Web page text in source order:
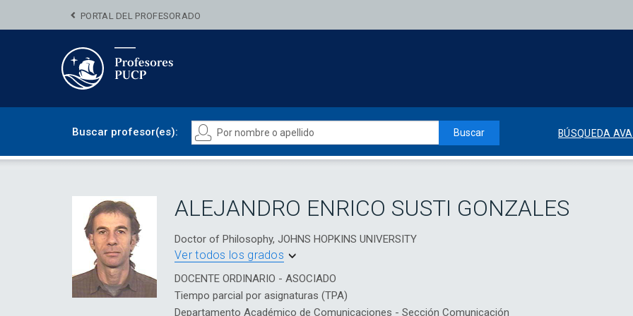
PORTAL DEL PROFESORADO
Buscar profesor(es): Buscar BÚSQUEDA
ALEJANDRO ENRICO SUSTI GONZALES
Doctor of Philosophy, JOHNS HOPKINS UNIVERSITY
Ver todos los grados
DOCENTE ORDINARIO - ASOCIADO
Tiempo parcial por asignaturas (TPA)
Departamento Académico de Comunicaciones - Sección Comunicación